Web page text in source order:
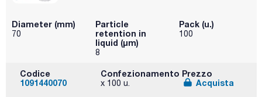
Diameter (mm)
70
Particle
retention in
liquid (μm)
8
Pack (u.)
100
Codice
1091440070
Confezionamento
x 100 u.
Prezzo
Acquista